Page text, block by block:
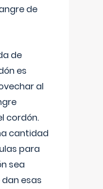
de
de
es
al
cordón.
cantidad
para
sea
dan esas